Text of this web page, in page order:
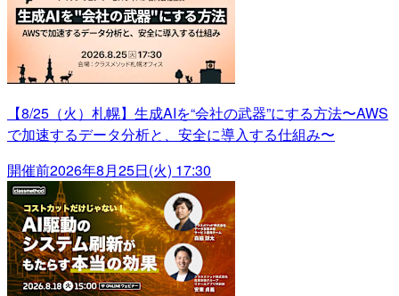
【8/25（火）札幌】生成AIを“会社の武器”にする方法〜AWS
で加速するデータ分析と、安全に導入する仕組み〜
開催前2026年8月25日(火) 17:30